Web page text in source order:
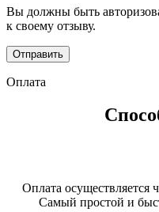
Вы должны быть
к своему отзыву.
Оплата
Оплата осуществляется
Самый простой и